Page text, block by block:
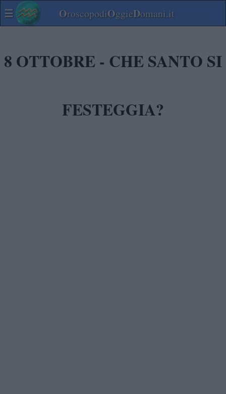
☰ OroscopodiOggieDomani.it
8 OTTOBRE - CHE SANTO SI
FESTEGGIA?